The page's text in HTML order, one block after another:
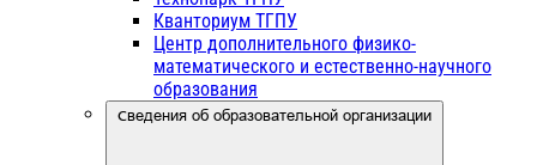
Кванториум ТГПУ
Центр дополнительного физико-
математического и естественно-научного
образования
Сведения об образовательной организации